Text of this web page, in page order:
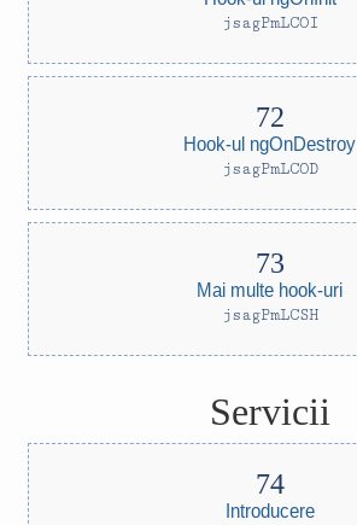
jsagPmLCOI
Hook-ul ngOnDestroy
jsagPmLCOD
Mai multe hook-uri
jsagPmLCSH
Servicii
Introducere